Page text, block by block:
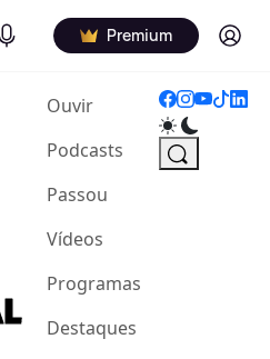
Podcasts Premium Log in
Ouvir(current)
Podcasts
Passou
Vídeos
Programas
Destaques